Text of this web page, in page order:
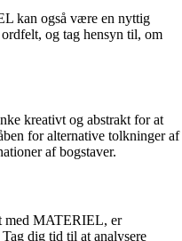
kan også være en nyttig
og tag hensyn til, om
kreativt og abstrakt for at
for alternative tolkninger af
af bogstaver.
med MATERIEL, er
dig tid til at analysere